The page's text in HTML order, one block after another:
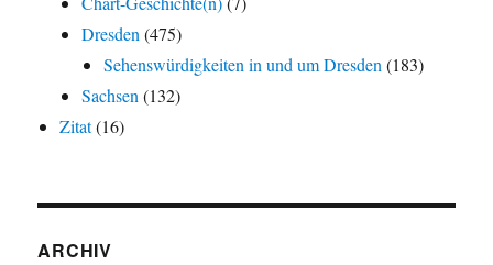
Dresden(475)
Sehenswürdigkeiten in und um Dresden(183)
Sachsen(132)
Zitat(16)
ARCHIV